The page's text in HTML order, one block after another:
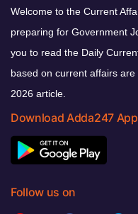
Welcome to the Current
preparing for Government
you to read the Daily
based on current affairs
2026 article.
Download Adda247 App
Follow us on